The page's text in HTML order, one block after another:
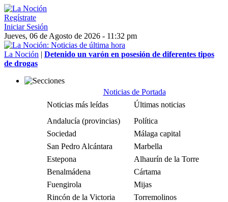
Regístrate
Iniciar Sesión
Jueves, 06 de Agosto de 2026 - 11:32 pm
La Noción | Detenido un varón en posesión de diferentes tipos
de drogas
Noticias de Portada
Noticias más leídas
Últimas noticias
Andalucía (provincias)
Política
Sociedad
Málaga capital
San Pedro Alcántara
Marbella
Estepona
Alhaurín de la Torre
Benalmádena
Cártama
Fuengirola
Mijas
Rincón de la Victoria
Torremolinos